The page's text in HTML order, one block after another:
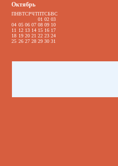
Октябрь
ПНВТСРЧТПТСБВС
01 02 03
04 05 06 07 08 09 10
11 12 13 14 15 16 17
18 19 20 21 22 23 24
25 26 27 28 29 30 31